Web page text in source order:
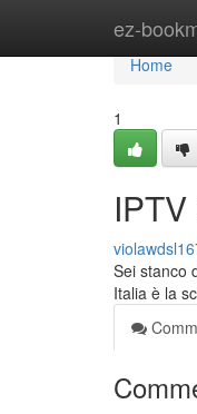
ez-Home
Home
1
Sei stanco
Italia è la